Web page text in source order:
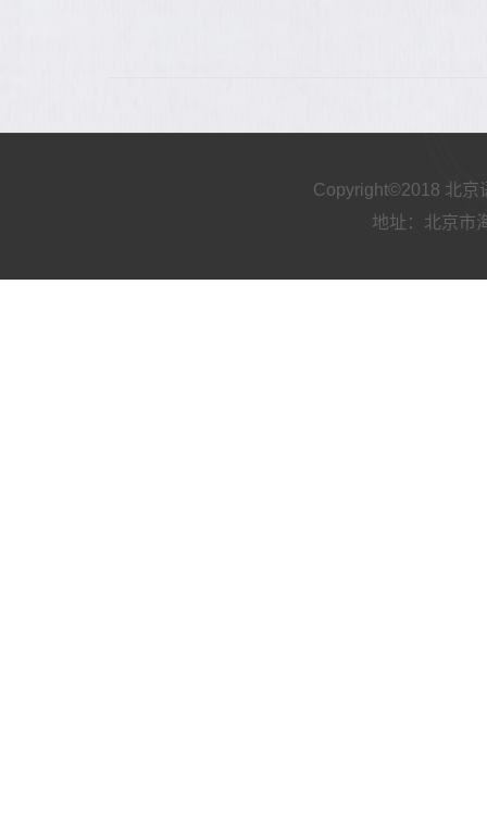
Copyright©2018 北京
地址：北京市